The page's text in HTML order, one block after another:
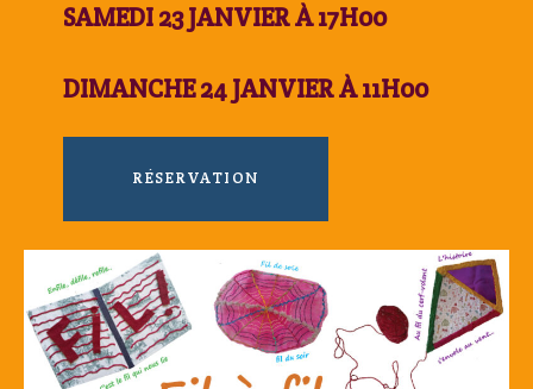
SAMEDI 23 JANVIER À 17H00
DIMANCHE 24 JANVIER À 11H00
RÉSERVATION